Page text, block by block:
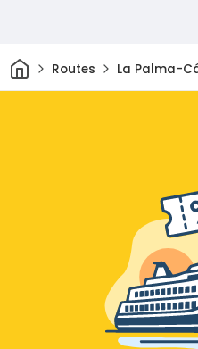
ThuisRoutes La Palma-